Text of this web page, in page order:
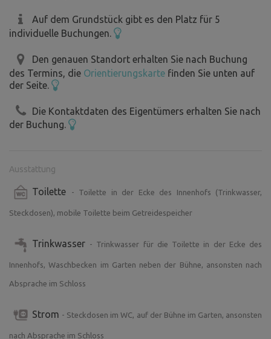
Auf dem Grundstück gibt es den Platz für 5
individuelle Buchungen.
Den genauen Standort erhalten Sie nach Buchung
des Termins, die Orientierungskarte finden Sie unten auf
der Seite.
Die Kontaktdaten des Eigentümers erhalten Sie nach
der Buchung.
Ausstattung
Toilette - Toilette in der Ecke des Innenhofs (Trinkwasser,
Steckdosen), mobile Toilette beim Getreidespeicher
Trinkwasser - Trinkwasser für die Toilette in der Ecke des
Innenhofs, Waschbecken im Garten neben der Bühne, ansonsten nach
Absprache im Schloss
Strom - Steckdosen im WC, auf der Bühne im Garten, ansonsten
nach Absprache im Schloss